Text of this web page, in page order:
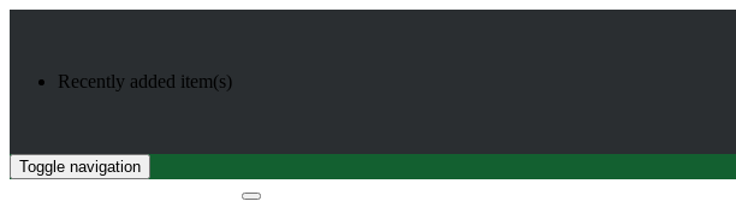
Recently added item(s)
Toggle navigation